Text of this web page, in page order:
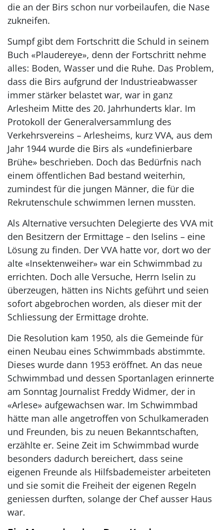
die an der Birs schon nur vorbeilaufen, die Nase
zukneifen.
Sumpf gibt dem Fortschritt die Schuld in seinem
Buch «Plaudereye», denn der Fortschritt nehme
alles: Boden, Wasser und die Ruhe. Das Problem,
dass die Birs aufgrund der Industrieabwasser
immer stärker belastet war, war in ganz
Arlesheim Mitte des 20. Jahrhunderts klar. Im
Protokoll der Generalversammlung des
Verkehrsvereins – Arlesheims, kurz VVA, aus dem
Jahr 1944 wurde die Birs als «undefinierbare
Brühe» beschrieben. Doch das Bedürfnis nach
einem öffentlichen Bad bestand weiterhin,
zumindest für die jungen Männer, die für die
Rekrutenschule schwimmen lernen mussten.
Als Alternative versuchten Delegierte des VVA mit
den Besitzern der Ermittage – den Iselins – eine
Lösung zu finden. Der VVA hatte vor, dort wo der
alte «Insektenweiher» war ein Schwimmbad zu
errichten. Doch alle Versuche, Herrn Iselin zu
überzeugen, hätten ins Nichts geführt und seien
sofort abgebrochen worden, als dieser mit der
Schliessung der Ermittage drohte.
Die Resolution kam 1950, als die Gemeinde für
einen Neubau eines Schwimmbads abstimmte.
Dieses wurde dann 1953 eröffnet. An das neue
Schwimmbad und dessen Sportanlagen erinnerte
am Sonntag Journalist Freddy Widmer, der in
«Arlese» aufgewachsen war. Im Schwimmbad
hätte man alle angetroffen von Schulkameraden
und Freunden, bis zu neuen Bekanntschaften,
erzählte er. Seine Zeit im Schwimmbad wurde
besonders dadurch bereichert, dass seine
eigenen Freunde als Hilfsbademeister arbeiteten
und sie somit die Freiheit der eigenen Regeln
geniessen durften, solange der Chef ausser Haus
war.